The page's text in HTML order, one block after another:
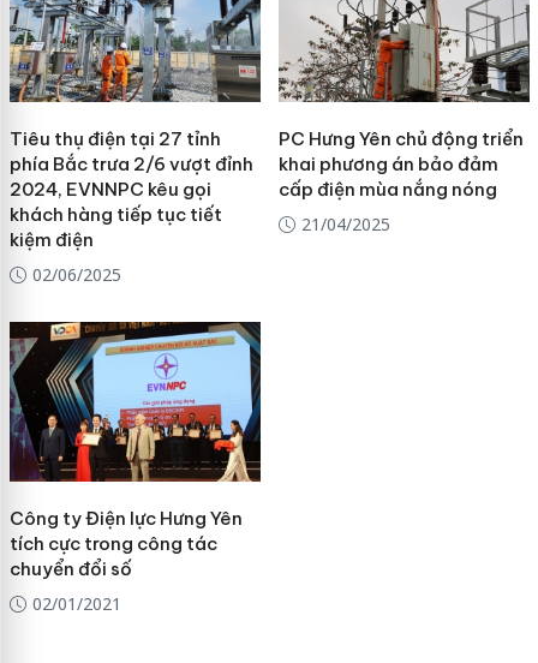
Tiêu thụ điện tại 27 tỉnh
phía Bắc trưa 2/6 vượt đỉnh
2024, EVNNPC kêu gọi
khách hàng tiếp tục tiết
kiệm điện
02/06/2025
PC Hưng Yên chủ động triển
khai phương án bảo đảm
cấp điện mùa nắng nóng
21/04/2025
Công ty Điện lực Hưng Yên
tích cực trong công tác
chuyển đổi số
02/01/2021